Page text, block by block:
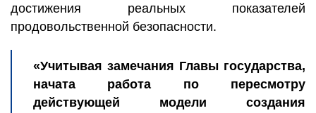
достижения реальных показателей
продовольственной безопасности.
«Учитывая замечания Главы государства,
начата работа по пересмотру
действующей модели создания